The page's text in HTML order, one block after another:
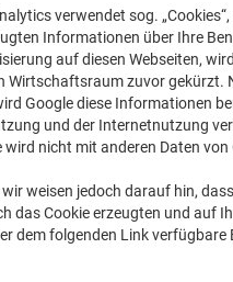
verwendet sog.
Informationen über Ihre
auf diesen Webseiten,
zuvor gekürzt.
Google diese Informationen
und der Internetnutzung
nicht mit anderen Daten
weisen jedoch darauf hin,
Cookie erzeugten und auf
dem folgenden Link